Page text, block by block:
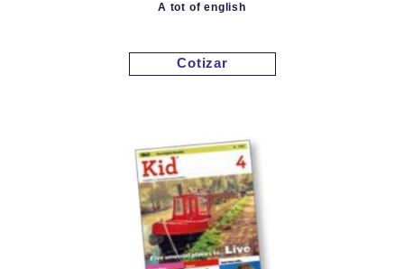
A tot of english
Cotizar